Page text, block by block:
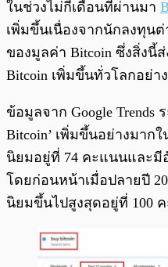
ในช่วงไม่กี่เดือนที่ผ่านมา
เพิ่มขึ้นเนื่องจากนักลงทุน
ของมูลค่า Bitcoin ซึ่งสิ่งนี้
Bitcoin เพิ่มขึ้นทั่วโลกอย่า
ข้อมูลจาก Google Trends
Bitcoin’ เพิ่มขึ้นอย่างมา
นิยมอยู่ที่ 74 คะแนนและมี
โดยก่อนหน้าเมื่อปลายปี
นิยมขึ้นไปสูงสุดอยู่ที่ 100